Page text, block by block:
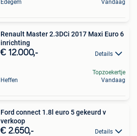
Edegem
Vandaag
Renault Master 2.3DCi 2017 Maxi Euro 6
inrichting
€ 12.000,- Details
Heffen
Topzoekertje
Vandaag
Ford connect 1.8l euro 5 gekeurd v
verkoop
€ 2.650,- Details